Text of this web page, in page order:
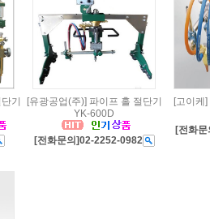
기
[유광공업(주)] 파이프 홀 절단기
YK-600D
[전화문의]02-2252-0982
[고이케
[전화